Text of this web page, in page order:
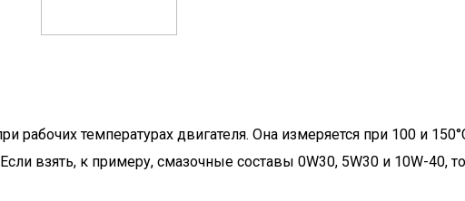
рабочих температурах двигателя. Она измеряется при 100 и
взять, к примеру, смазочные составы 0W30, 5W30 и 10W-40,